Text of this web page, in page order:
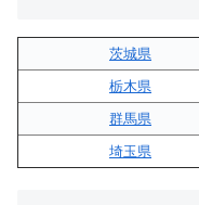
茨城県
栃木県
群馬県
埼玉県